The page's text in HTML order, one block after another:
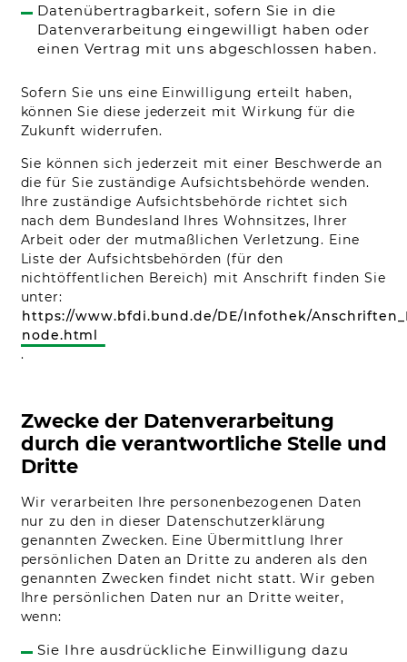
Notice
Datenübertragbarkeit, sofern Sie in die
Datenverarbeitung eingewilligt haben oder
einen Vertrag mit uns abgeschlossen haben.
Sofern Sie uns eine Einwilligung erteilt haben,
können Sie diese jederzeit mit Wirkung für die
Zukunft widerrufen.
Sie können sich jederzeit mit einer Beschwerde an
die für Sie zuständige Aufsichtsbehörde wenden.
Ihre zuständige Aufsichtsbehörde richtet sich
nach dem Bundesland Ihres Wohnsitzes, Ihrer
Arbeit oder der mutmaßlichen Verletzung. Eine
Liste der Aufsichtsbehörden (für den
nichtöffentlichen Bereich) mit Anschrift finden Sie
unter:
https://www.bfdi.bund.de/DE/Infothek/
node.html
.
Zwecke der Datenverarbeitung
durch die verantwortliche Stelle und
Dritte
Wir verarbeiten Ihre personenbezogenen Daten
nur zu den in dieser Datenschutzerklärung
genannten Zwecken. Eine Übermittlung Ihrer
persönlichen Daten an Dritte zu anderen als den
genannten Zwecken findet nicht statt. Wir geben
Ihre persönlichen Daten nur an Dritte weiter,
wenn:
Sie Ihre ausdrückliche Einwilligung dazu